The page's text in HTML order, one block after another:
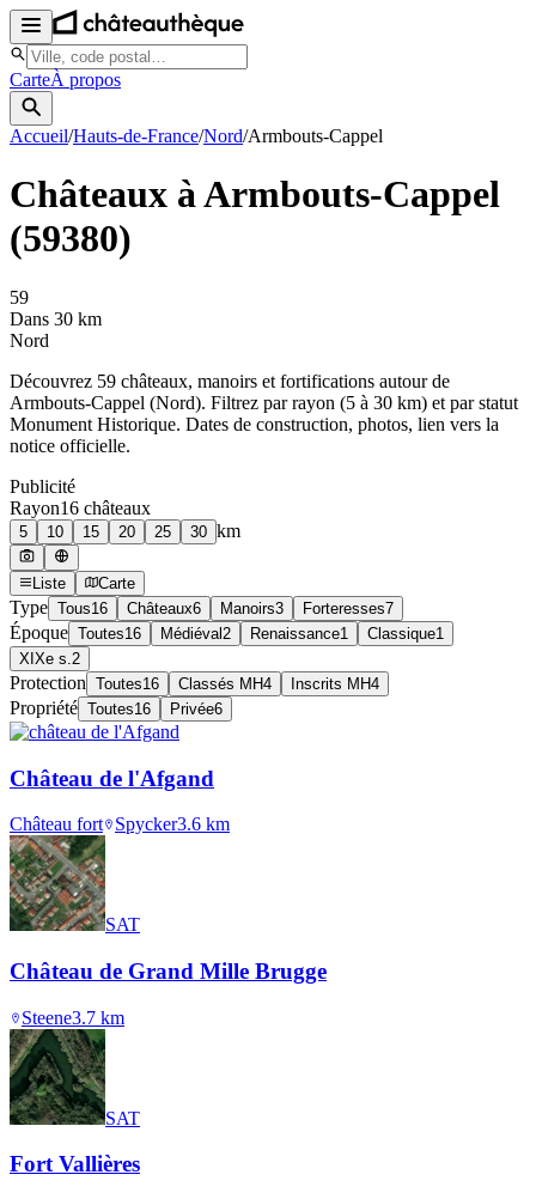
CarteÀ propos
Accueil/Hauts-de-France/Nord/Armbouts-Cappel
Châteaux àArmbouts-Cappel
(59380)
59
Dans 30 km
Nord
Découvrez 59 châteaux, manoirs et fortifications autour de
Armbouts-Cappel (Nord). Filtrez par rayon (5 à 30 km) et par statut
Monument Historique. Dates de construction, photos, lien vers la
notice officielle.
Publicité
Rayon16 châteaux
5 10 15 20 25 30 km
Liste Carte
Type Tous16 Châteaux6 Manoirs3 Forteresses7
Époque Toutes16 Médiéval 2 Renaissance1 Classique1
XIXe s. 2
Protection Toutes16 Classés MH4 Inscrits MH4
Propriété Toutes16 Privée6
Château de l'Afgand
Château fort Spycker3.6 km
SAT
Château de Grand Mille Brugge
Steene3.7 km
SAT
Fort Vallières